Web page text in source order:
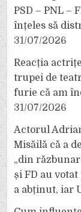
PSD – PNL –
înțeles să
31/07/2026
Reacția
trupei de
furie că am
31/07/2026
Actorul
Misăilă că a
„din
și FD au
a abținut, iar